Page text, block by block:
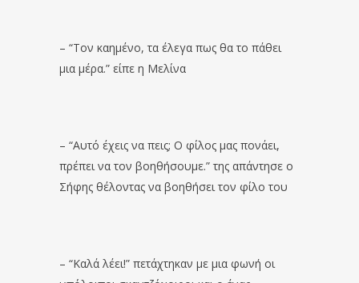
– “Τον καημένο, τα έλεγα πως θα το πάθει
μια μέρα.” είπε η Μελίνα
– “Αυτό έχεις να πεις; Ο φίλος μας πονάει,
πρέπει να τον βοηθήσουμε.” της απάντησε ο
Σήφης θέλοντας να βοηθήσει τον φίλο του
– “Καλά λέει!” πετάχτηκαν με μια φωνή οι